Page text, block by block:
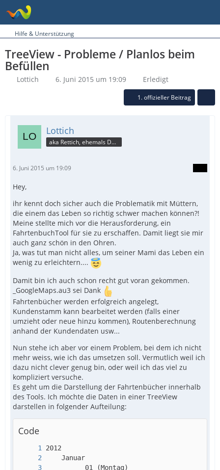
Hilfe & Unterstützung
TreeView - Probleme / Planlos beim
Befüllen
Lottich 6. Juni 2015 um 19:09 Erledigt
1. offizieller Beitrag
Lottich
aka Rettich, ehemals DAU
6. Juni 2015 um 19:09
Hey,
ihr kennt doch sicher auch die Problematik mit Müttern,
die einem das Leben so richtig schwer machen können?!
Meine stellte mich vor die Herausforderung, ein
FahrtenbuchTool für sie zu erschaffen. Damit liegt sie mir
auch ganz schön in den Ohren.
Ja, was tut man nicht alles, um seiner Mami das Leben ein
wenig zu erleichtern....
Damit bin ich auch schon recht gut voran gekommen.
_GoogleMaps.au3 sei Dank
Fahrtenbücher werden erfolgreich angelegt,
Kundenstamm kann bearbeitet werden (falls einer
umzieht oder neue hinzu kommen), Routenberechnung
anhand der Kundendaten usw...
Nun stehe ich aber vor einem Problem, bei dem ich nicht
mehr weiss, wie ich das umsetzen soll. Vermutlich weil ich
dazu nicht clever genug bin, oder weil ich das viel zu
kompliziert versuche.
Es geht um die Darstellung der Fahrtenbücher innerhalb
des Tools. Ich möchte die Daten in einer TreeView
darstellen in folgender Aufteilung:
Code